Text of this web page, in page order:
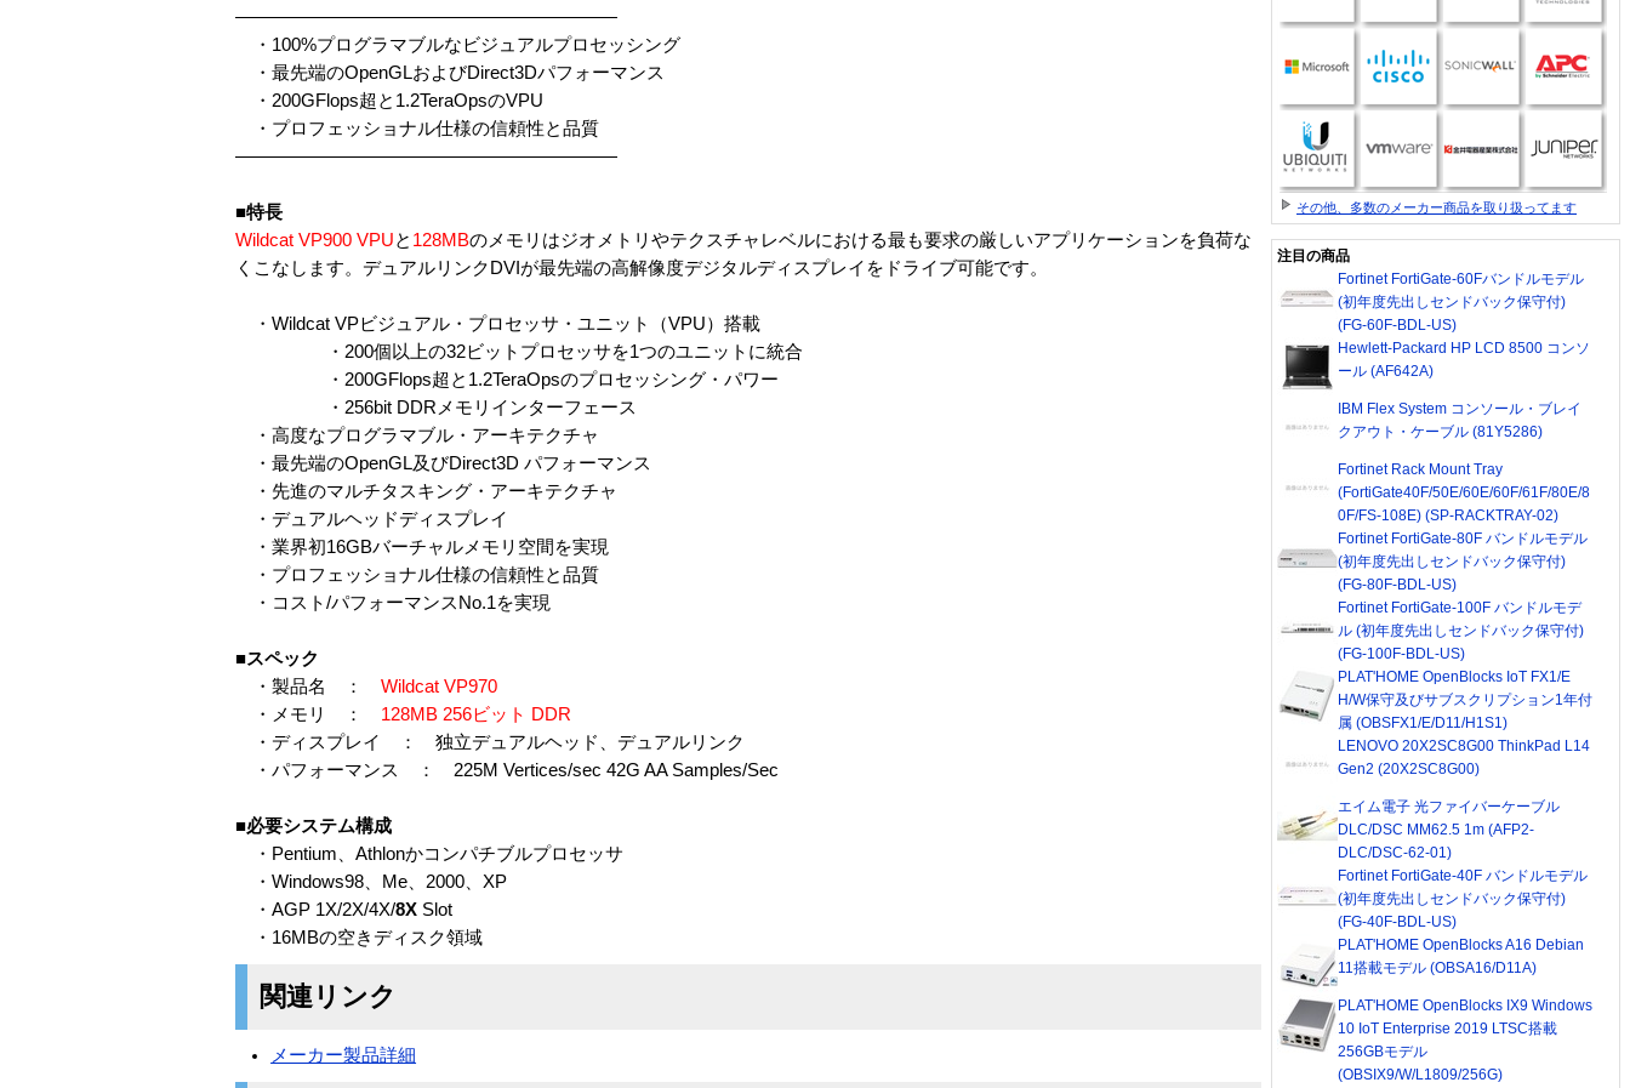
—————————————————————
・100%プログラマブルなビジュアルプロセッシング
・最先端のOpenGLおよびDirect3Dパフォーマンス
・200GFlops超と1.2TeraOpsのVPU
・プロフェッショナル仕様の信頼性と品質
—————————————————————
■特長
Wildcat VP900 VPUと 128MBのメモリはジオメトリやテクスチャレベルにおける最も要求の厳しいアプリケーションを負荷な
くこなします。デュアルリンクDVIが最先端の高解像度デジタルディスプレイをドライブ可能です。
・Wildcat VPビジュアル・プロセッサ・ユニット（VPU）搭載
・200個以上の32ビットプロセッサを1つのユニットに統合
・200GFlops超と1.2TeraOpsのプロセッシング・パワー
・256bit DDRメモリインターフェース
・高度なプログラマブル・アーキテクチャ
・最先端のOpenGL及びDirect3D パフォーマンス
・先進のマルチタスキング・アーキテクチャ
・デュアルヘッドディスプレイ
・業界初16GBバーチャルメモリ空間を実現
・プロフェッショナル仕様の信頼性と品質
・コスト/パフォーマンスNo.1を実現
■スペック
・製品名 ： Wildcat VP970
・メモリ ： 128MB 256ビット DDR
・ディスプレイ ： 独立デュアルヘッド、デュアルリンク
・パフォーマンス ： 225M Vertices/sec 42G AA Samples/Sec
■必要システム構成
・Pentium、Athlonかコンパチブルプロセッサ
・Windows98、Me、2000、XP
・AGP 1X/2X/4X/8X Slot
・16MBの空きディスク領域
関連リンク
メーカー製品詳細
その他、多数のメーカー商品を取り扱ってます
注目の商品
Fortinet FortiGate-60Fバンドルモデル
(初年度先出しセンドバック保守付)
(FG-60F-BDL-US)
Hewlett-Packard HP LCD 8500 コンソ
ール (AF642A)
IBM Flex System コンソール・ブレイ
クアウト・ケーブル (81Y5286)
Fortinet Rack Mount Tray
(FortiGate40F/50E/60E/60F/61F/80E/8
0F/FS-108E) (SP-RACKTRAY-02)
Fortinet FortiGate-80F バンドルモデル
(初年度先出しセンドバック保守付)
(FG-80F-BDL-US)
Fortinet FortiGate-100F バンドルモデ
ル (初年度先出しセンドバック保守付)
(FG-100F-BDL-US)
PLAT'HOME OpenBlocks IoT FX1/E
H/W保守及びサブスクリプション1年付
属 (OBSFX1/E/D11/H1S1)
LENOVO 20X2SC8G00 ThinkPad L14
Gen2 (20X2SC8G00)
エイム電子 光ファイバーケーブル
DLC/DSC MM62.5 1m (AFP2-
DLC/DSC-62-01)
Fortinet FortiGate-40F バンドルモデル
(初年度先出しセンドバック保守付)
(FG-40F-BDL-US)
PLAT'HOME OpenBlocks A16 Debian
11搭載モデル (OBSA16/D11A)
PLAT'HOME OpenBlocks IX9 Windows
10 IoT Enterprise 2019 LTSC搭載
256GBモデル
(OBSIX9/W/L1809/256G)